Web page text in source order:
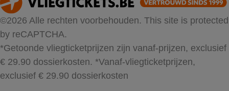
©2026 Alle rechten voorbehouden. This site is protected
by reCAPTCHA.
*Getoonde vliegticketprijzen zijn vanaf-prijzen, exclusief
€ 29.90 dossierkosten. *Vanaf-vliegticketprijzen,
exclusief € 29.90 dossierkosten